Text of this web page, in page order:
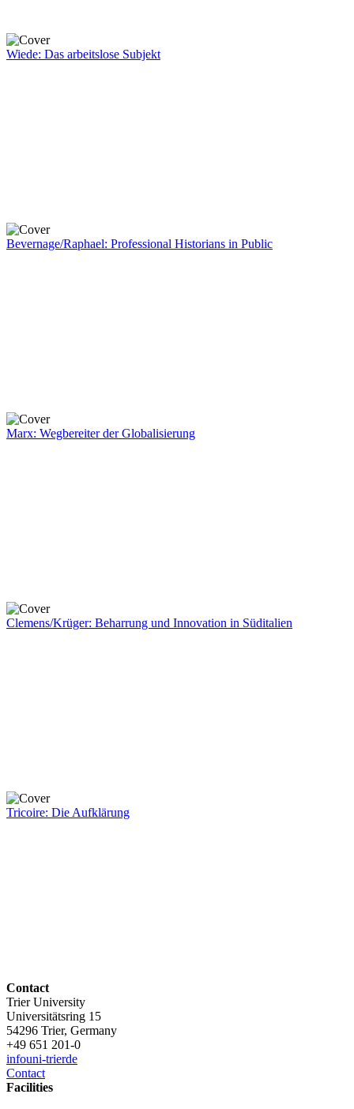
Wiede: Das arbeitslose Subjekt
Bevernage/Raphael: Professional Historians in Public
Marx: Wegbereiter der Globalisierung
Clemens/Krüger: Beharrung und Innovation in Süditalien
Tricoire: Die Aufklärung
Contact
Trier University
Universitätsring 15
54296 Trier, Germany
+49 651 201-0
infouni-trierde
Contact
Facilities